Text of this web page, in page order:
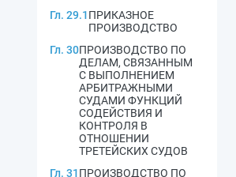
Гл. 29.1ПРИКАЗНОЕ
ПРОИЗВОДСТВО
Гл. 30ПРОИЗВОДСТВО ПО
ДЕЛАМ, СВЯЗАННЫМ
С ВЫПОЛНЕНИЕМ
АРБИТРАЖНЫМИ
СУДАМИ ФУНКЦИЙ
СОДЕЙСТВИЯ И
КОНТРОЛЯ В
ОТНОШЕНИИ
ТРЕТЕЙСКИХ СУДОВ
Гл. 31ПРОИЗВОДСТВО ПО